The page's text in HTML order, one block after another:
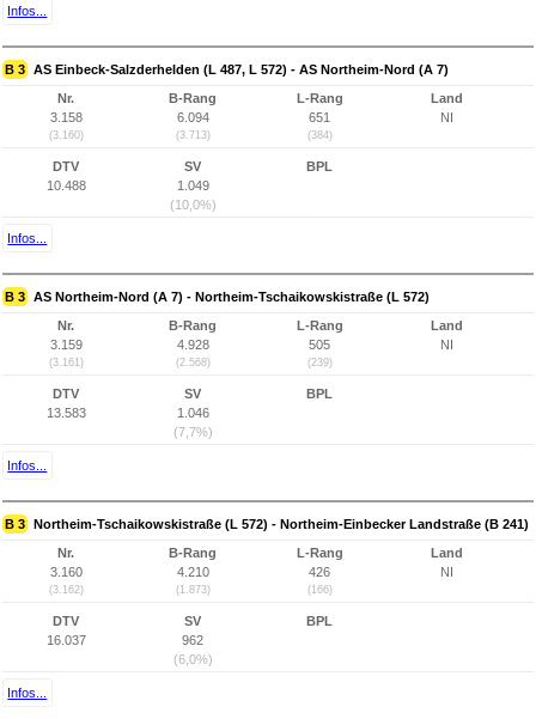
Infos...
B 3 AS Einbeck-Salzderhelden (L 487, L 572) - AS Northeim-Nord (A 7)
Nr.
3.158
(3.160)
B-Rang
6.094
(3.713)
L-Rang
651
(384)
Land
NI
DTV
10.488
SV
1.049
(10,0%)
BPL
Infos...
B 3 AS Northeim-Nord (A 7) - Northeim-Tschaikowskistraße (L 572)
Nr.
3.159
(3.161)
B-Rang
4.928
(2.568)
L-Rang
505
(239)
Land
NI
DTV
13.583
SV
1.046
(7,7%)
BPL
Infos...
B 3 Northeim-Tschaikowskistraße (L 572) - Northeim-Einbecker Landstraße (B 241)
Nr.
3.160
(3.162)
B-Rang
4.210
(1.873)
L-Rang
426
(166)
Land
NI
DTV
16.037
SV
962
(6,0%)
BPL
Infos...